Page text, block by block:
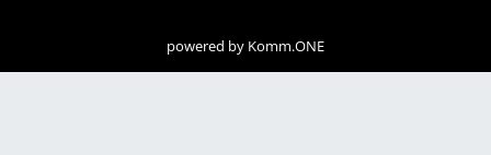
powered by Komm.ONE